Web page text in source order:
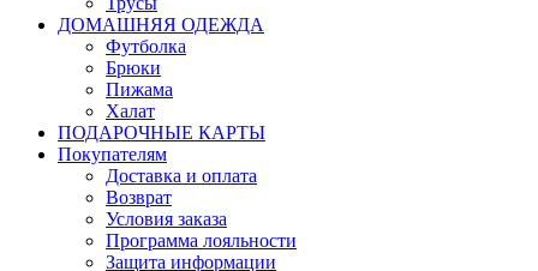
ДОМАШНЯЯ ОДЕЖДА
Футболка
Брюки
Пижама
Халат
ПОДАРОЧНЫЕ КАРТЫ
Покупателям
Доставка и оплата
Возврат
Условия заказа
Программа лояльности
Защита информации